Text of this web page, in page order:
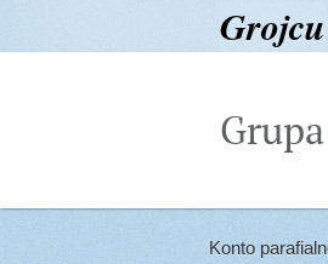
Grojcu
Grupa
Konto